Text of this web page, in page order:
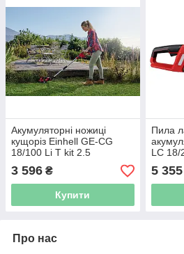
Акумуляторні ножиці
кущоріз Einhell GE-CG
18/100 Li T kit 2.5
[34101025]
3 596 ₴
Купити
Пила
LC 18/
5 355
Про нас